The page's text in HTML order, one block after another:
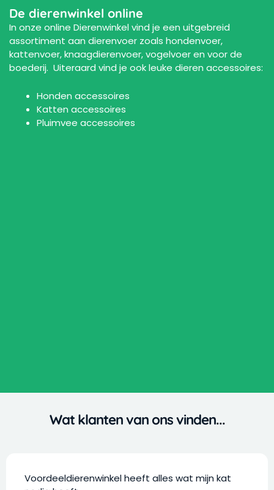
De dierenwinkel online
In onze online Dierenwinkel vind je een uitgebreid
assortiment aan dierenvoer zoals hondenvoer,
kattenvoer,knaagdierenvoer,vogelvoeren voor de
boederij. Uiteraard vind je ook leuke dieren accessoires:
Honden accessoires
Katten accessoires
Pluimvee accessoires
Wat klanten van ons vinden...
Voordeeldierenwinkel heeft alles wat mijn kat